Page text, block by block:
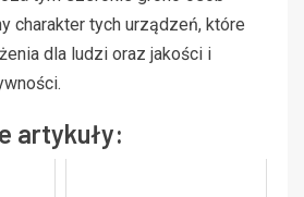
charakter tych urządzeń, które
dla ludzi oraz jakości i
artykuły: